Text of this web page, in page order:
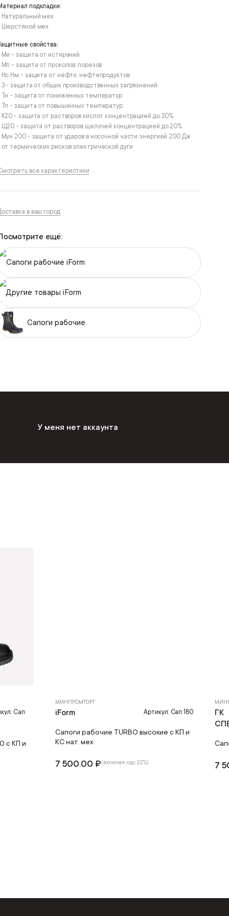
подкладки:
Натуральный мех
Шерстяной мех
свойства:
Ми - защита от истираний
Мп - защита от проколов, порезов
Нс Нм - защита от нефти, нефтепродуктов
З - защита от общих производственных загрязнений
Тн - защита от пониженных температур
Тп - защита от повышенных температур
К20 - защита от растворов кислот концентрацией до 20%
Щ20 - защита от растворов щелочей концентрацией до 20%
Мун 200 - защита от ударов в носочной части энергией 200 Дж
от термических рисков электрической дуги
все характеристики
в ваш город
ещё:
Сапоги рабочие iForm
Другие товары iForm
Сапоги рабочие
У меня нет аккаунта
Сап
с КП и
МИНПРОМТОРГ
iForm Артикул: Сап 180
Сапоги рабочие TURBO высокие с КП и
КС нат. мех
7 500.00 ₽(включая ндс 22%)
ГК
7